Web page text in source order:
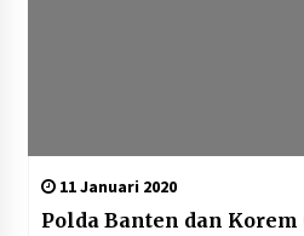
11 Januari 2020
Polda Banten dan Korem